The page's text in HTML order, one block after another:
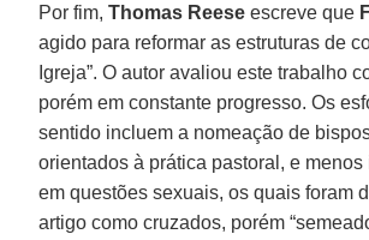
Por fim,Thomas Reese escreve que
agido para reformar as estruturas de
Igreja”. O autor avaliou este trabalho
porém em constante progresso. Os
sentido incluem a nomeação de
orientados à prática pastoral, e
em questões sexuais, os quais foram
artigo como cruzados, porém